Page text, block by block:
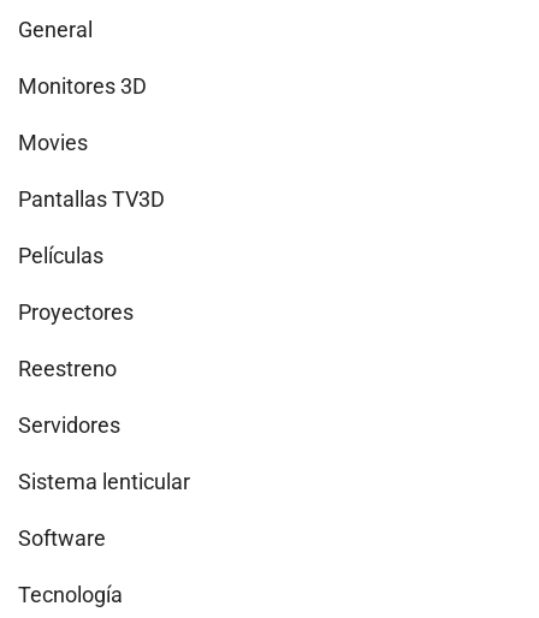
General
Monitores 3D
Movies
Pantallas TV3D
Películas
Proyectores
Reestreno
Servidores
Sistema lenticular
Software
Tecnología